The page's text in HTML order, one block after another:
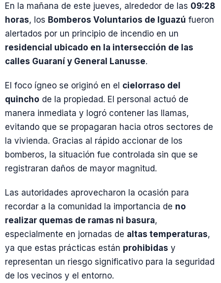
En la mañana de este jueves, alrededor de las 09:28
horas, los Bomberos Voluntarios de Iguazú fueron
alertados por un principio de incendio en un
residencial ubicado en la intersección de las
calles Guaraní y General Lanusse.
El foco ígneo se originó en el cielorraso del
quincho de la propiedad. El personal actuó de
manera inmediata y logró contener las llamas,
evitando que se propagaran hacia otros sectores de
la vivienda. Gracias al rápido accionar de los
bomberos, la situación fue controlada sin que se
registraran daños de mayor magnitud.
Las autoridades aprovecharon la ocasión para
recordar a la comunidad la importancia de no
realizar quemas de ramas ni basura,
especialmente en jornadas de altas temperaturas,
ya que estas prácticas están prohibidas y
representan un riesgo significativo para la seguridad
de los vecinos y el entorno.